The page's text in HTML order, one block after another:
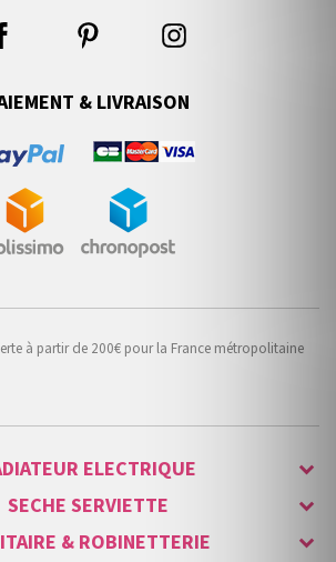
& LIVRAISON
à partir de 200€ pour la France métropolitaine
ELECTRIQUE
SECHE SERVIETTE
& ROBINETTERIE